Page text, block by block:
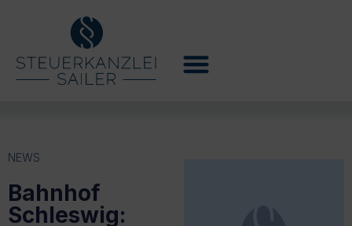
NEWS
Bahnhof
Schleswig: